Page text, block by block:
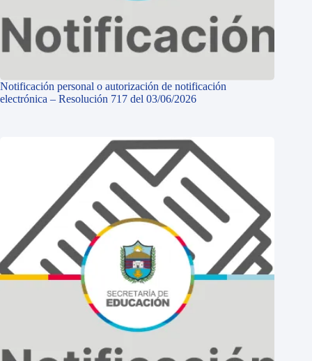
Notificación personal o autorización de notificación
electrónica – Resolución 717 del 03/06/2026